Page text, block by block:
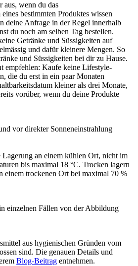
aus, wenn du das
bestimmten Produktes wissen
deine Anfrage in der Regel innerhalb
du noch am selben Tag bestellen.
Getränke und Süssigkeiten auf
und dafür kleinere Mengen. So
und Süssigkeiten bei dir zu Hause.
empfehlen: Kaufe keine Lifestyle-
die du erst in ein paar Monaten
kleiner als drei Monate,
vorüber, wenn du deine Produkte
vor direkter Sonneneinstrahlung
Lagerung an einem kühlen Ort, nicht im
bis maximal 18 °C. Trocken lagern
einem trockenen Ort bei maximal 70 %
einzelnen Fällen von der Abbildung
aus hygienischen Gründen vom
sind. Die genauen Details und
Blog-Beitrag entnehmen.